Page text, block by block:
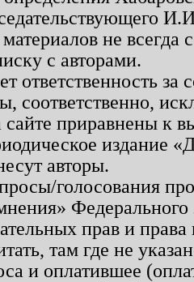
не
с авторами.
ответственность
соответственно,
приравнены к
издание
авторы.
голосования
прав и
там где не
и оплатившее